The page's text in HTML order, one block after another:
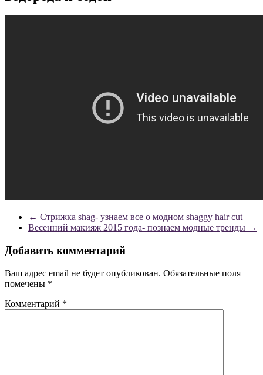
← Стрижка shag- узнаем все о модном shaggy hair cut
Весенний макияж 2015 года- познаем модные тренды →
Добавить комментарий
Ваш адрес email не будет опубликован. Обязательные поля
помечены *
Комментарий *